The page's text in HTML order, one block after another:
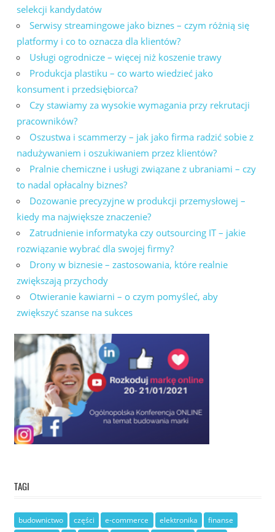
selekcji kandydatów
Serwisy streamingowe jako biznes – czym różnią się
platformy i co to oznacza dla klientów?
Usługi ogrodnicze – więcej niż koszenie trawy
Produkcja plastiku – co warto wiedzieć jako
konsument i przedsiębiorca?
Czy stawiamy za wysokie wymagania przy rekrutacji
pracowników?
Oszustwa i scammerzy – jak jako firma radzić sobie z
nadużywaniem i oszukiwaniem przez klientów?
Pralnie chemiczne i usługi związane z ubraniami – czy
to nadal opłacalny biznes?
Dozowanie precyzyjne w produkcji przemysłowej –
kiedy ma największe znaczenie?
Zatrudnienie informatyka czy outsourcing IT – jakie
rozwiązanie wybrać dla swojej firmy?
Drony w biznesie – zastosowania, które realnie
zwiększają przychody
Otwieranie kawiarni – o czym pomyśleć, aby
zwiększyć szanse na sukces
TAGI
budownictwo części e-commerce elektronika
finanse